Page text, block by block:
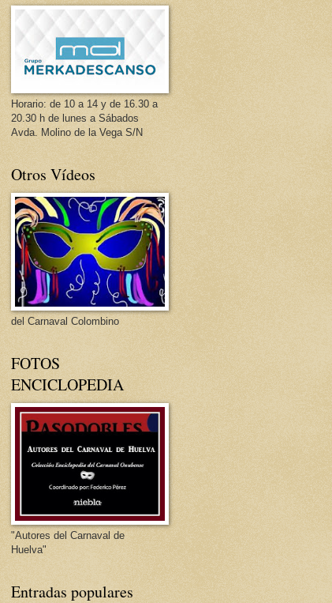
Horario: de 10 a 14 y de 16.30 a
20.30 h de lunes a Sábados
Avda. Molino de la Vega S/N
Otros Vídeos
del Carnaval Colombino
FOTOS
ENCICLOPEDIA
"Autores del Carnaval de
Huelva"
Entradas populares